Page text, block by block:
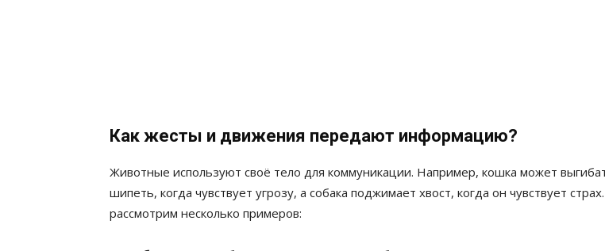
Как жесты и движения передают информацию?
Животные используют своё тело для коммуникации. Например, кошка может
шипеть, когда чувствует угрозу, а собака поджимает хвост, когда он чувствует
рассмотрим несколько примеров: